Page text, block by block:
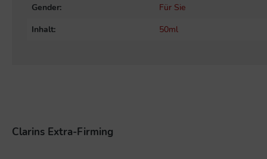
Gender:
Für Sie
Inhalt:
50ml
Clarins Extra-Firming